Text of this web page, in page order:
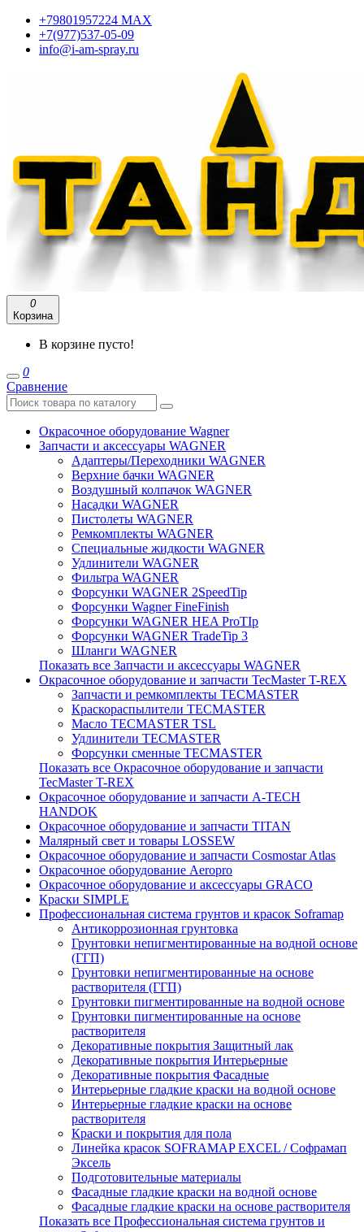
+79801957224 МАХ
+7(977)537-05-09
info@i-am-spray.ru
0
Корзина
В корзине пусто!
0
Сравнение
Окрасочное оборудование Wagner
Запчасти и аксессуары WAGNER
Адаптеры/Переходники WAGNER
Верхние бачки WAGNER
Воздушный колпачок WAGNER
Насадки WAGNER
Пистолеты WAGNER
Ремкомплекты WAGNER
Специальные жидкости WAGNER
Удлинители WAGNER
Фильтра WAGNER
Форсунки WAGNER 2SpeedTip
Форсунки Wagner FineFinish
Форсунки WAGNER HEA ProTIp
Форсунки WAGNER TradeTip 3
Шланги WAGNER
Показать все Запчасти и аксессуары WAGNER
Окрасочное оборудование и запчасти TecMaster T-REX
Запчасти и ремкомплекты TECMASTER
Краскораспылители TECMASTER
Масло TECMASTER TSL
Удлинители TECMASTER
Форсунки сменные TECMASTER
Показать все Окрасочное оборудование и запчасти
TecMaster T-REX
Окрасочное оборудование и запчасти A-TECH
HANDOK
Окрасочное оборудование и запчасти TITAN
Малярный свет и товары LOSSEW
Окрасочное оборудование и запчасти Cosmostar Atlas
Окрасочное оборудование Aeropro
Окрасочное оборудование и аксессуары GRACO
Краски SIMPLE
Профессиональная система грунтов и красок Soframap
Антикоррозионная грунтовка
Грунтовки непигментированные на водной основе
(ГГП)
Грунтовки непигментированные на основе
растворителя (ГГП)
Грунтовки пигментированные на водной основе
Грунтовки пигментированные на основе
растворителя
Декоративные покрытия Защитный лак
Декоративные покрытия Интерьерные
Декоративные покрытия Фасадные
Интерьерные гладкие краски на водной основе
Интерьерные гладкие краски на основе
растворителя
Краски и покрытия для пола
Линейка красок SOFRAMAP EXCEL / Софрамап
Эксель
Подготовительные материалы
Фасадные гладкие краски на водной основе
Фасадные гладкие краски на основе растворителя
Показать все Профессиональная система грунтов и